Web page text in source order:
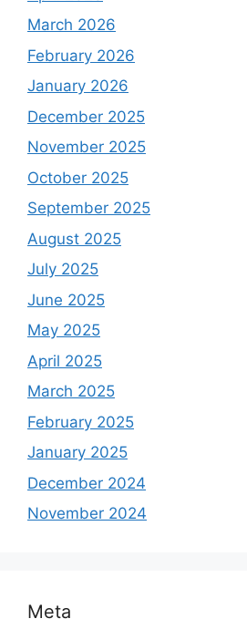
March 2026
February 2026
January 2026
December 2025
November 2025
October 2025
September 2025
August 2025
July 2025
June 2025
May 2025
April 2025
March 2025
February 2025
January 2025
December 2024
November 2024
Meta